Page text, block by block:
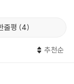
(2015년) 그리고 2
레보스/티마이오스/
마침내 『법률』(2
는 역작이었다, 이러다
은 34편 가량인데,
줄평 4
추천순